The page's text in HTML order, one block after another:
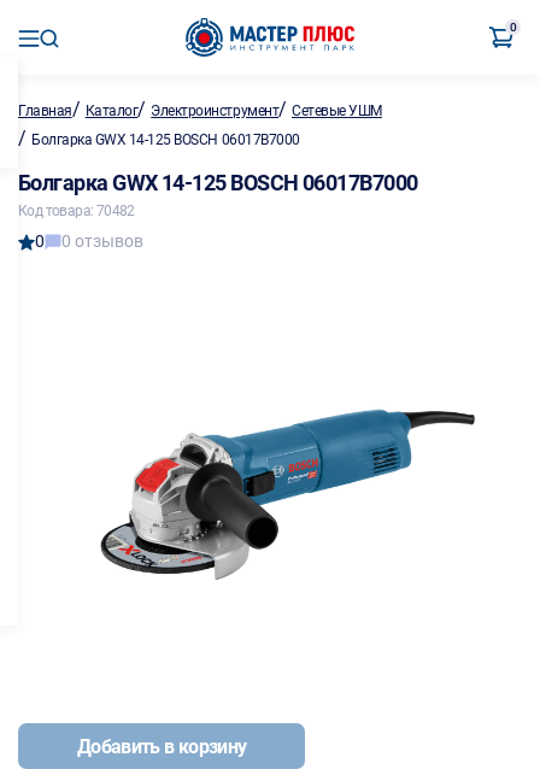
0
Главная/ Каталог/ Электроинструмент/Сетевые УШМ
/ Болгарка GWX 14-125 BOSCH 06017B7000
Болгарка GWX 14-125 BOSCH 06017B7000
Код товара: 70482
0 0 отзывов
Добавить в корзину